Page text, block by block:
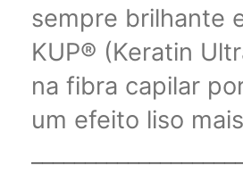
sempre brilhante
KUP® (Keratin
na fibra capilar
um efeito liso